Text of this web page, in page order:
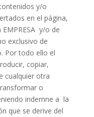
y/o
en el página,
y/o de
exclusivo de
Por todo ello el
copiar,
cualquier otra
o
indemne a la
que se derive del